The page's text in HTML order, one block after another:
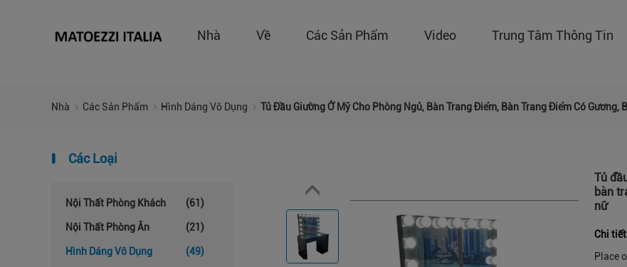
Nhà Về Các Sản Phẩm Video Trung Tâm Thông Tin
Nhà Các Sản Phẩm Hình Dáng Vô Dụng Tủ Đầu Giường Ở Mỹ Cho Phòng Ngủ, Bàn Trang Điểm, Bàn Trang Điểm Có Gương,
Các Loại
Nội Thất Phòng Khách (61)
Nội Thất Phòng Ăn (21)
Hình Dáng Vô Dụng (49)
Tủ
bàn
nữ
Chi
Place